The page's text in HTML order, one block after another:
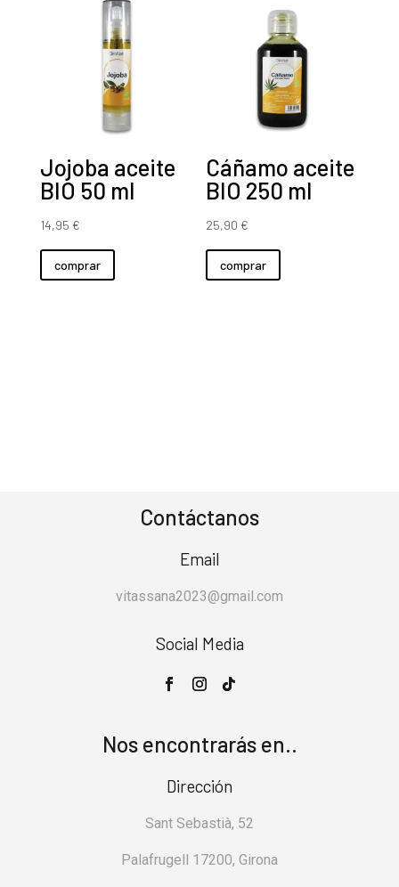
Jojoba aceite
BIO 50 ml
14,95 €
comprar
Cáñamo aceite
BIO 250 ml
25,90 €
comprar
Contáctanos
Email
vitassana2023@gmail.com
Social Media
Nos encontrarás en..
Dirección
Sant Sebastià, 52
Palafrugell 17200, Girona